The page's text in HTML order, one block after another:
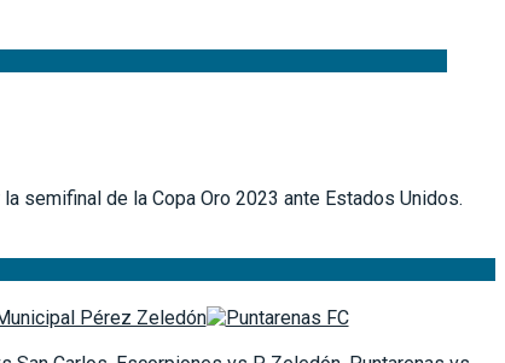
semifinal de la Copa Oro 2023 ante Estados Unidos.